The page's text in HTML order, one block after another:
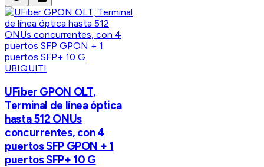
UBIQUITI
UFiber GPON OLT,
Terminal de línea óptica
hasta 512 ONUs
concurrentes, con 4
puertos SFP GPON + 1
puertos SFP+ 10 G